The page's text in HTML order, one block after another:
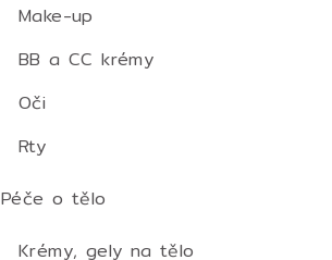
Make-up
BB a CC krémy
Oči
Rty
Péče o tělo
Krémy, gely na tělo